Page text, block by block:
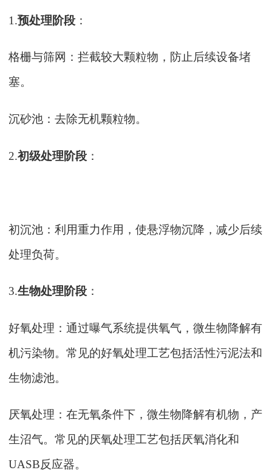
1.预处理阶段 ：
格栅与筛网：拦截较大颗粒物，防止后续设备堵
塞。
沉砂池：去除无机颗粒物。
2.初级处理阶段 ：
初沉池：利用重力作用，使悬浮物沉降，减少后续
处理负荷。
3.生物处理阶段 ：
好氧处理：通过曝气系统提供氧气，微生物降解有
机污染物。常见的好氧处理工艺包括活性污泥法和
生物滤池。
厌氧处理：在无氧条件下，微生物降解有机物，产
生沼气。常见的厌氧处理工艺包括厌氧消化和
UASB反应器。